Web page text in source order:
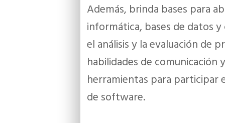
Además, brinda bases para
informática, bases de datos
el análisis y la evaluación de
habilidades de
herramientas para participar
de software.